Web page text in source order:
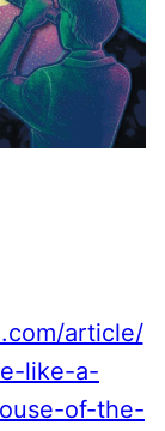
article/
like-a-
of-the-